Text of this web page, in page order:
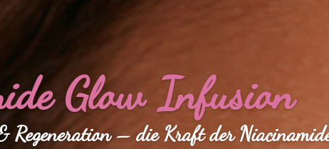
Glow Infusion
Regeneration – die Kraft der